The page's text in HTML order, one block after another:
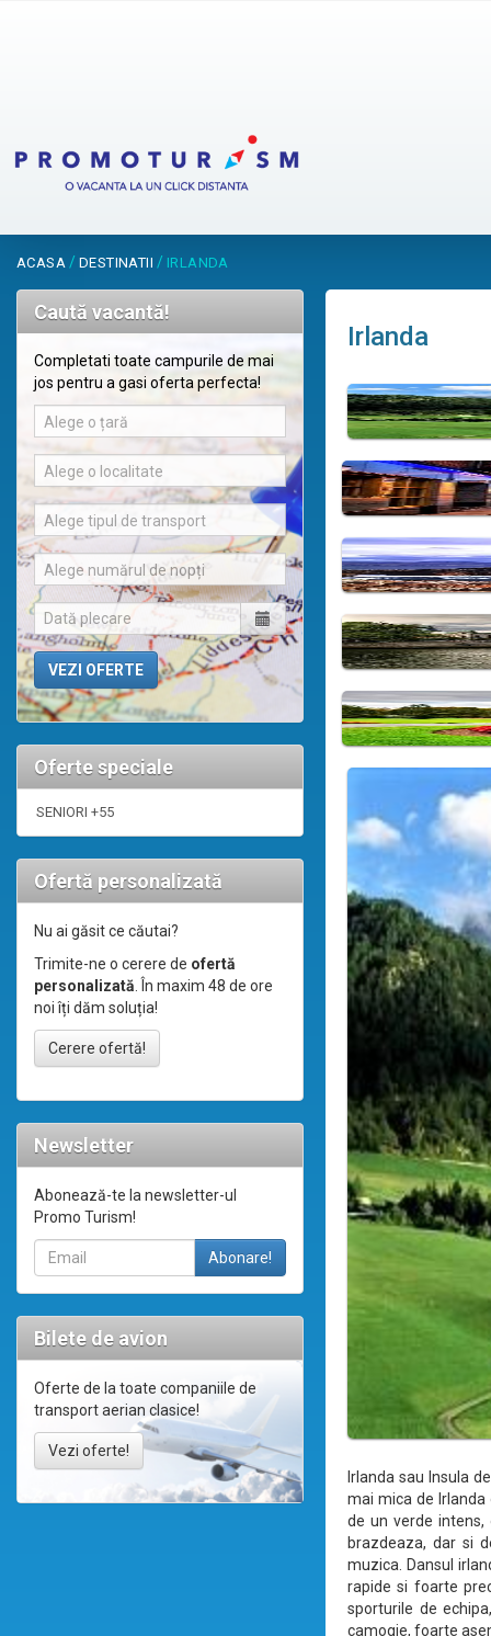
ACASA / DESTINATII / IRLANDA
Caută vacantă!
Completati toate campurile de mai
jos pentru a gasi oferta perfecta!
Alege o țară
Alege o localitate
Alege tipul de transport
Alege numărul de nopți
Oferte speciale
SENIORI +55
Ofertă personalizată
Nu ai găsit ce căutai?
Trimite-ne o cerere de ofertă
personalizată. În maxim 48 de ore
noi îți dăm soluția!
Cerere ofertă!
Newsletter
Abonează-te la newsletter-ul
Promo Turism!
Bilete de avion
Oferte de la toate companiile de
transport aerian clasice!
Vezi oferte!
Irlanda
Irlanda sau Insula
mai mica de Irlanda
de un verde intens,
brazdeaza, dar si
muzica. Dansul
rapide si foarte
sporturile de
camogie, foarte